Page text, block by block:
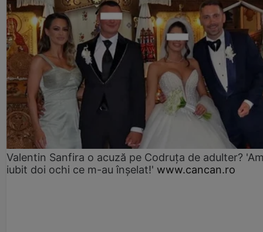
Valentin Sanfira o acuză pe Codruța de adulter?
iubit doi ochi ce m-au înșelat!' www.cancan.ro